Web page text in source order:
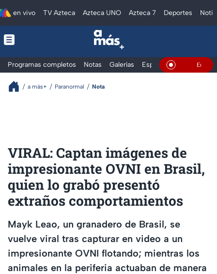
en vivo TV Azteca Azteca UNO Azteca 7 Deportes
Programas completos Notas Galerías Especiales En Vivo
a más+ Paranormal Nota
VIRAL: Captan imágenes de
impresionante OVNI en Brasil,
quien lo grabó presentó
extraños comportamientos
Mayk Leao, un granadero de Brasil, se
vuelve viral tras capturar en video a un
impresionante OVNI flotando; mientras los
animales en la periferia actuaban de manera